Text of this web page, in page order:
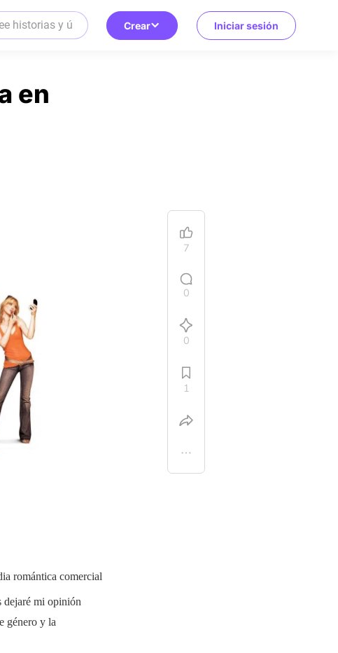
Crear Iniciar sesión
en
romántica comercial
dejaré mi opinión
género y la
7
0
0
1